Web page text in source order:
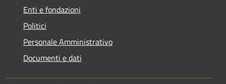
Enti e fondazioni
Politici
Personale Amministrativo
Documenti e dati